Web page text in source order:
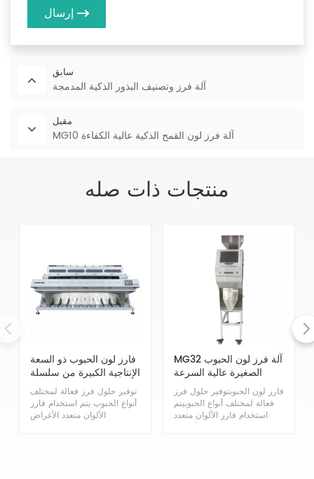
إرسال
سابق
آلة فرز وتصنيف البذور الذكية المدمجة
مقبل
MG10 آلة فرز لون القمح الذكية عالية الكفاءة
منتجات ذات صله
فارز لون الحبوب ذو السعة
الإنتاجية الكبيرة من سلسلة
MG
توفير حلول فرز فعالة لمختلف
أنواع الحبوب يتم استخدام فارز
الألوان متعدد الأغراض
MG32 آلة فرز لون الحبوب
الصغيرة عالية السرعة
فارز لون الحبوبتوفير حلول فرز
فعالة لمختلف أنواع الحبوبيتم
استخدام فارز الألوان متعدد
الأغراض Mihoshi Grain على